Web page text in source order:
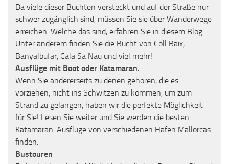
Da viele dieser Buchten versteckt und auf der Straße nur
schwer zugänglich sind, müssen Sie sie über Wanderwege
erreichen. Welche das sind, erfahren Sie in diesem Blog.
Unter anderem finden Sie die Bucht von Coll Baix,
Banyalbufar, Cala Sa Nau und viel mehr!
Ausflüge mit Boot oder Katamaran.
Wenn Sie andererseits zu denen gehören, die es
vorziehen, nicht ins Schwitzen zu kommen, um zum
Strand zu gelangen, haben wir die perfekte Möglichkeit
für Sie! Lesen Sie weiter und Sie werden die besten
Katamaran-Ausflüge von verschiedenen Hafen Mallorcas
finden.
Bustouren